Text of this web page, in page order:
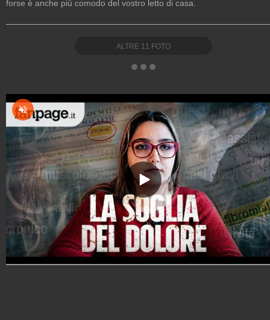
forse è anche più comodo del vostro letto di casa.
ALTRE 11 FOTO